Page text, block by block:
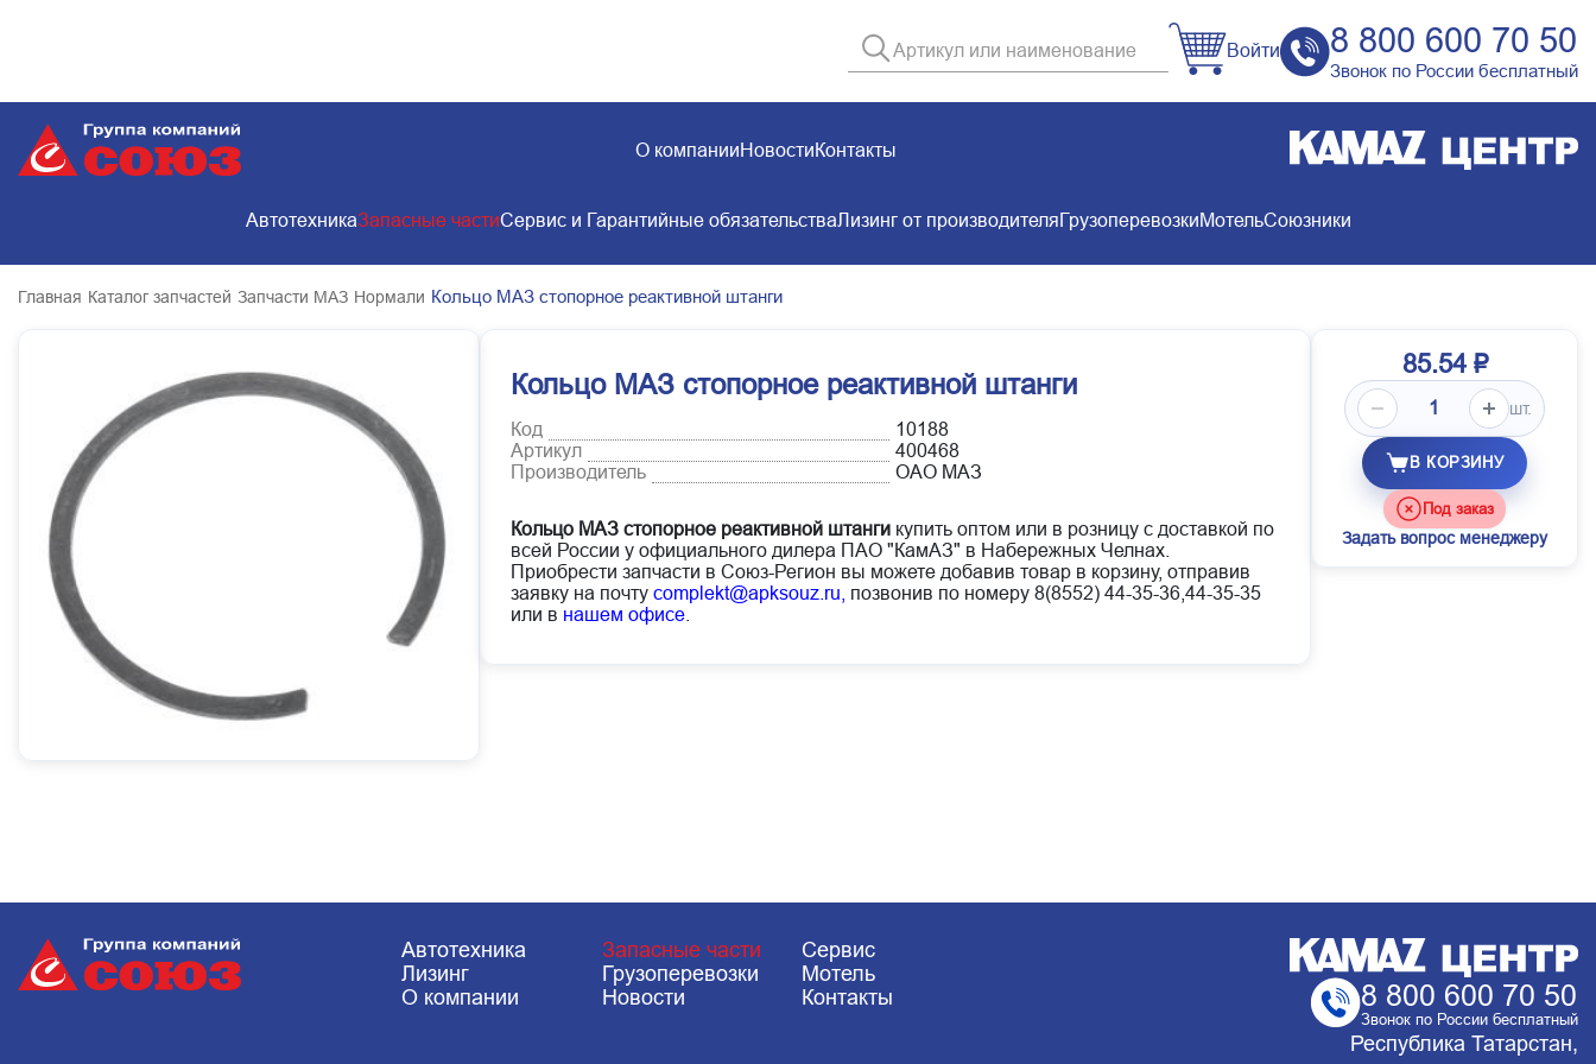
Войти 8 800 600 70 50
Звонок по России бесплатный
О компанииНовостиКонтакты
АвтотехникаЗапасные частиСервис и Гарантийные обязательстваЛизинг от производителяГрузоперевозкиМотельСоюзники
Главная Каталог запчастей Запчасти МАЗ Нормали Кольцо МАЗ стопорное реактивной штанги
Кольцо МАЗ стопорное реактивной штанги
Код
10188
Артикул
400468
Производитель
ОАО МАЗ
Кольцо МАЗ стопорное реактивной штанги купить оптом или в розницу с доставкой по
всей России у официального дилера ПАО "КамАЗ" в Набережных Челнах.
Приобрести запчасти в Союз-Регион вы можете добавив товар в корзину, отправив
заявку на почту complekt@apksouz.ru, позвонив по номеру 8(8552) 44-35-36,44-35-35
или в нашем офисе
85.54 ₽
шт.
В КОРЗИНУ
Под заказ
Задать вопрос менеджеру
Автотехника Запасные части
Сервис
Лизинг
Грузоперевозки
Мотель
О компании
Новости Контакты 8 800 600 70 50
Звонок по России бесплатный
Республика Татарстан,